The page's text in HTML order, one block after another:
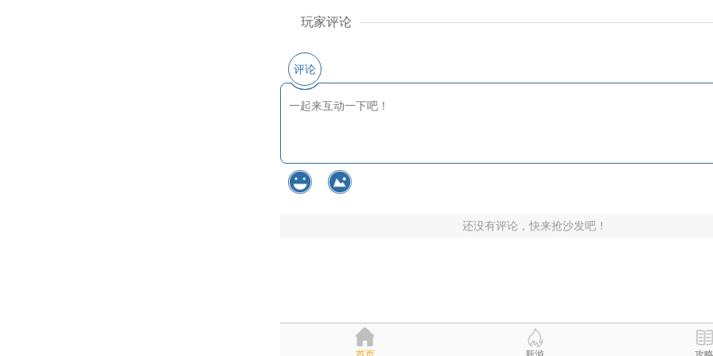
玩家评论
评论
还没有评论，快来抢沙发吧！